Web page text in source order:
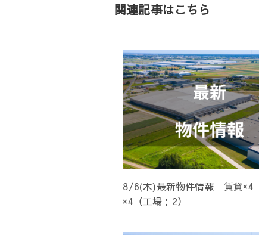
ー
シ
ョ
ン
関連記事はこちら
8/6(木)最新物件情報 賃貸
×4（工場：2）